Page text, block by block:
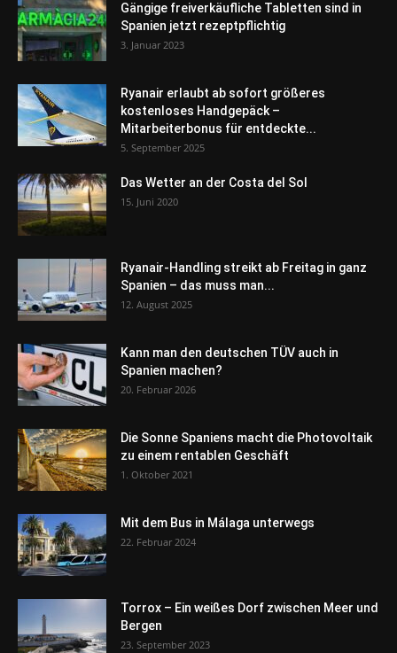
Gängige freiverkäufliche Tabletten sind in
Spanien jetzt rezeptpflichtig
3. Januar 2023
Ryanair erlaubt ab sofort größeres
kostenloses Handgepäck –
Mitarbeiterbonus für entdeckte...
5. September 2025
Das Wetter an der Costa del Sol
15. Juni 2020
Ryanair-Handling streikt ab Freitag in ganz
Spanien – das muss man...
12. August 2025
Kann man den deutschen TÜV auch in
Spanien machen?
20. Februar 2026
Die Sonne Spaniens macht die Photovoltaik
zu einem rentablen Geschäft
1. Oktober 2021
Mit dem Bus in Málaga unterwegs
22. Februar 2024
Torrox – Ein weißes Dorf zwischen Meer und
Bergen
23. September 2023